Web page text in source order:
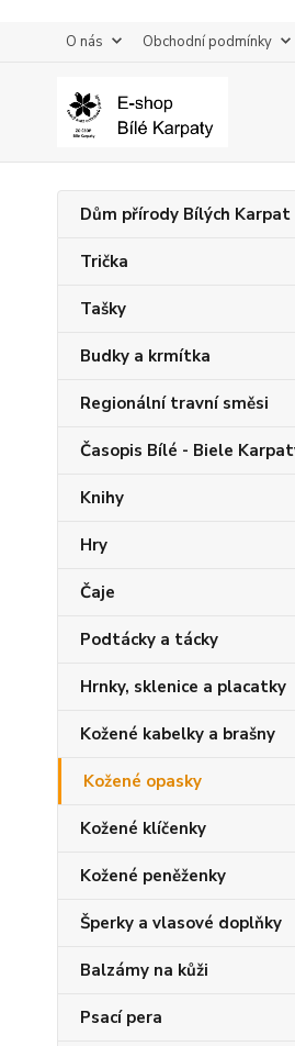
O nás Obchodní podmínky
Dům přírody Bílých Karpat
Trička
Tašky
Budky a krmítka
Regionální travní směsi
Časopis Bílé - Biele
Knihy
Hry
Čaje
Podtácky a tácky
Hrnky, sklenice a placatky
Kožené kabelky a brašny
Kožené opasky
Kožené klíčenky
Kožené peněženky
Šperky a vlasové doplňky
Balzámy na kůži
Psací pera